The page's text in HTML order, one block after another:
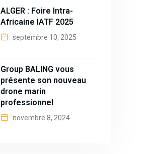
ALGER : Foire Intra-
Africaine IATF 2025
septembre 10, 2025
Group BALING vous
présente son nouveau
drone marin
professionnel
novembre 8, 2024